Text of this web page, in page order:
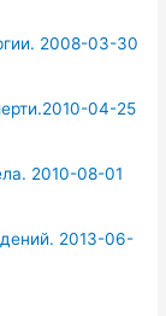
2008-03-30
04-25
2010-08-01
2013-06-